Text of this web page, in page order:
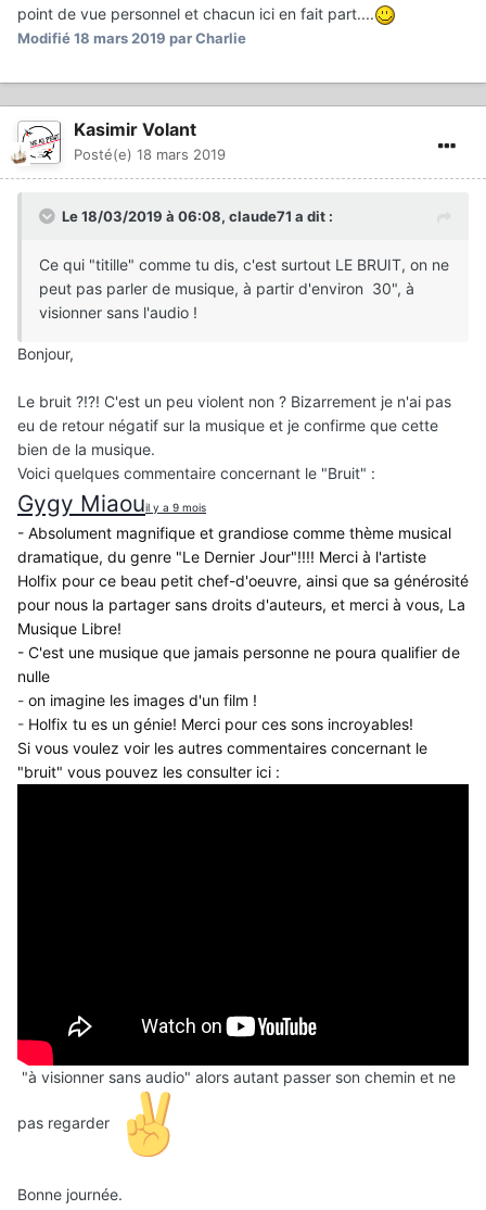
point de vue personnel et chacun ici en fait part....
Modifié18 mars 2019 par Charlie
Kasimir Volant
Posté(e) 18 mars 2019
Le 18/03/2019 à 06:08, claude71 a dit :
Ce qui "titille" comme tu dis, c'est surtout LE BRUIT, on ne
peut pas parler de musique, à partir d'environ 30", à
visionner sans l'audio !
Bonjour,
Le bruit ?!?! C'est un peu violent non ? Bizarrement je n'ai pas
eu de retour négatif sur la musique et je confirme que cette
bien de la musique.
Voici quelques commentaire concernant le "Bruit" :
Gygy Miaouil y a 9 mois
- Absolument magnifique et grandiose comme thème musical
dramatique, du genre "Le Dernier Jour"!!!! Merci à l'artiste
Holfix pour ce beau petit chef-d'oeuvre, ainsi que sa générosité
pour nous la partager sans droits d'auteurs, et merci à vous, La
Musique Libre!
- C'est une musique que jamais personne ne poura qualifier de
nulle
- on imagine les images d'un film !
- Holfix tu es un génie! Merci pour ces sons incroyables!
Si vous voulez voir les autres commentaires concernant le
"bruit" vous pouvez les consulter ici :
"à visionner sans audio" alors autant passer son chemin et ne
pas regarder
Bonne journée.